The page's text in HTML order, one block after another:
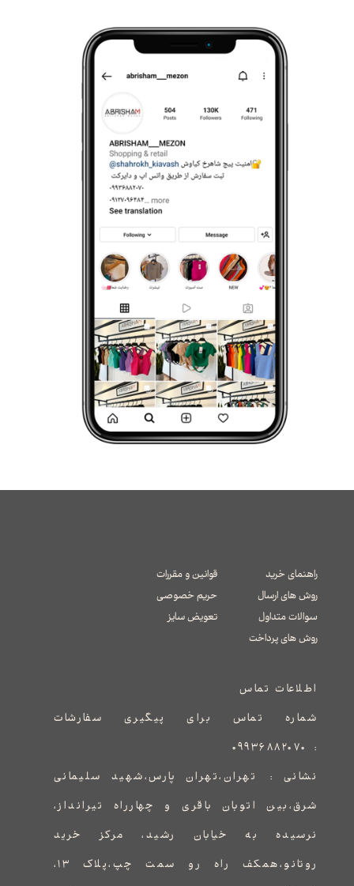
راهنمای خرید
روش های ارسال
سوالات متداول
​​​​​​​روش های پرداخت
قوانین و مقررات
حریم خصوصی
تعویض سایز
اطلاعات تماس
شماره تماس برای پیگیری سفارشات
: ۰۹۹۳۶۸۸۲۰۷۰
نشانی : ​​​​​​​​​​​​​​تهران،تهران پارس،شهید سلیمانی
شرق،بین اتوبان باقری و چهارراه تیرانداز،
نرسیده به خیابان رشید، مرکز خرید
روتانو،همکف راه رو سمت چپ،پلاک ۱۳،